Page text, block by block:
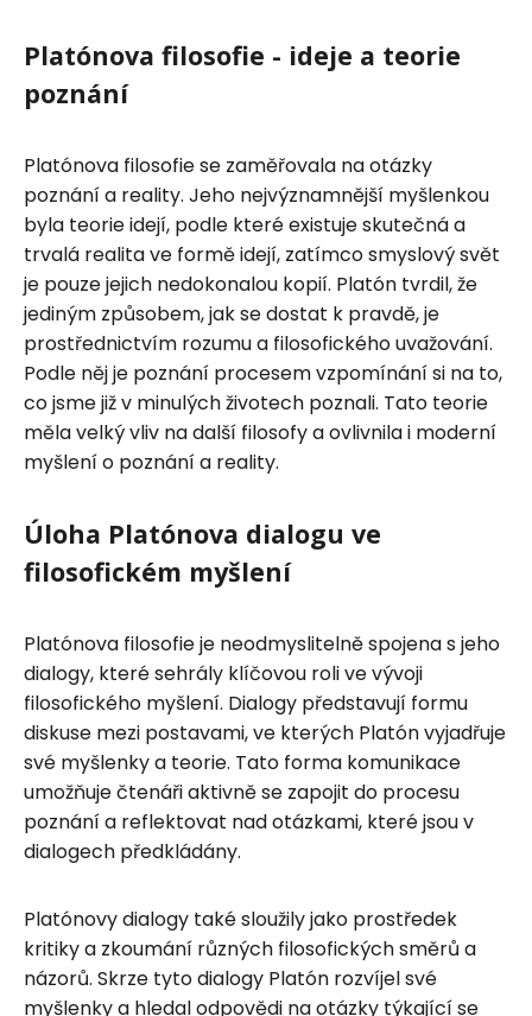
Platónova filosofie - ideje a teorie
poznání
Platónova filosofie se zaměřovala na otázky
poznání a reality. Jeho nejvýznamnější myšlenkou
byla teorie idejí, podle které existuje skutečná a
trvalá realita ve formě idejí, zatímco smyslový svět
je pouze jejich nedokonalou kopií. Platón tvrdil, že
jediným způsobem, jak se dostat k pravdě, je
prostřednictvím rozumu a filosofického uvažování.
Podle něj je poznání procesem vzpomínání si na to,
co jsme již v minulých životech poznali. Tato teorie
měla velký vliv na další filosofy a ovlivnila i moderní
myšlení o poznání a reality.
Úloha Platónova dialogu ve
filosofickém myšlení
Platónova filosofie je neodmyslitelně spojena s jeho
dialogy, které sehrály klíčovou roli ve vývoji
filosofického myšlení. Dialogy představují formu
diskuse mezi postavami, ve kterých Platón vyjadřuje
své myšlenky a teorie. Tato forma komunikace
umožňuje čtenáři aktivně se zapojit do procesu
poznání a reflektovat nad otázkami, které jsou v
dialogech předkládány.
Platónovy dialogy také sloužily jako prostředek
kritiky a zkoumání různých filosofických směrů a
názorů. Skrze tyto dialogy Platón rozvíjel své
myšlenky a hledal odpovědi na otázky týkající se